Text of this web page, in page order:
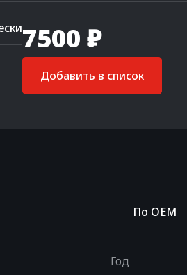
7500 ₽
Добавить в список
По OEM
Год